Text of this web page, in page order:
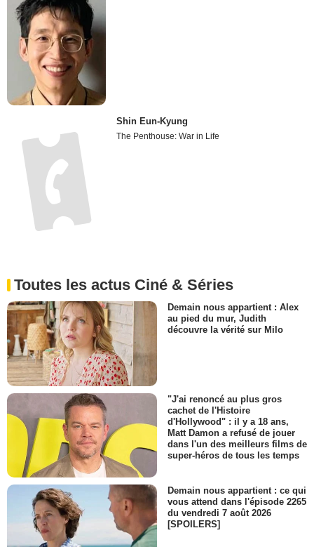
Shin Eun-Kyung
The Penthouse: War in Life
Toutes les actus Ciné & Séries
Demain nous appartient : Alex
au pied du mur, Judith
découvre la vérité sur Milo
"J'ai renoncé au plus gros
cachet de l'Histoire
d'Hollywood" : il y a 18 ans,
Matt Damon a refusé de jouer
dans l'un des meilleurs films de
super-héros de tous les temps
Demain nous appartient : ce qui
vous attend dans l'épisode 2265
du vendredi 7 août 2026
[SPOILERS]